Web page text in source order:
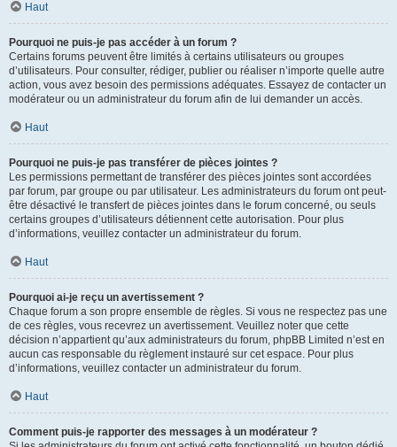
Haut
Pourquoi ne puis-je pas accéder à un forum ?
Certains forums peuvent être limités à certains utilisateurs ou groupes
d’utilisateurs. Pour consulter, rédiger, publier ou réaliser n’importe quelle autre
action, vous avez besoin des permissions adéquates. Essayez de contacter un
modérateur ou un administrateur du forum afin de lui demander un accès.
Haut
Pourquoi ne puis-je pas transférer de pièces jointes ?
Les permissions permettant de transférer des pièces jointes sont accordées
par forum, par groupe ou par utilisateur. Les administrateurs du forum ont peut-
être désactivé le transfert de pièces jointes dans le forum concerné, ou seuls
certains groupes d’utilisateurs détiennent cette autorisation. Pour plus
d’informations, veuillez contacter un administrateur du forum.
Haut
Pourquoi ai-je reçu un avertissement ?
Chaque forum a son propre ensemble de règles. Si vous ne respectez pas une
de ces règles, vous recevrez un avertissement. Veuillez noter que cette
décision n’appartient qu’aux administrateurs du forum, phpBB Limited n’est en
aucun cas responsable du règlement instauré sur cet espace. Pour plus
d’informations, veuillez contacter un administrateur du forum.
Haut
Comment puis-je rapporter des messages à un modérateur ?